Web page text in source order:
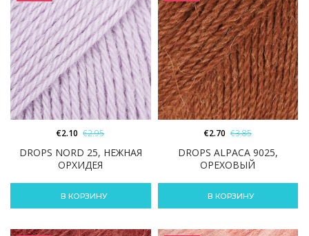
DROPS NORD 25, НЕЖНАЯ
ОРХИДЕЯ
€2.10 €2.95
В КОРЗИНУ
DROPS ALPACA 9025,
ОРЕХОВЫЙ
€2.70 €3.85
В КОРЗИНУ